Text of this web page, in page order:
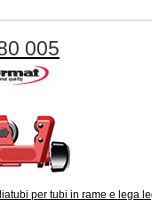
005
per tubi in rame e lega